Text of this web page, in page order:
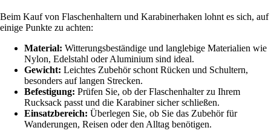
Beim Kauf von Flaschenhaltern und Karabinerhaken lohnt es sich, auf
einige Punkte zu achten:
Material: Witterungsbeständige und langlebige Materialien wie
Nylon, Edelstahl oder Aluminium sind ideal.
Gewicht: Leichtes Zubehör schont Rücken und Schultern,
besonders auf langen Strecken.
Befestigung: Prüfen Sie, ob der Flaschenhalter zu Ihrem
Rucksack passt und die Karabiner sicher schließen.
Einsatzbereich: Überlegen Sie, ob Sie das Zubehör für
Wanderungen, Reisen oder den Alltag benötigen.